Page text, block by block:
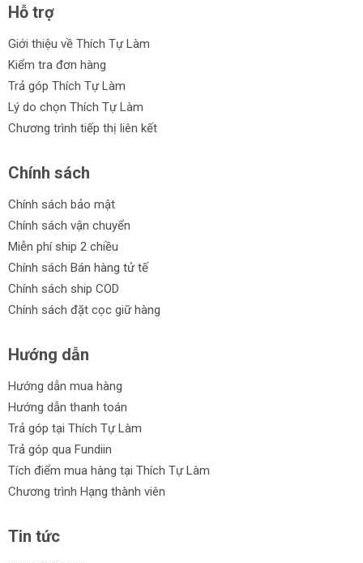
Hỗ trợ
Giới thiệu về Thích Tự Làm
Kiểm tra đơn hàng
Trả góp Thích Tự Làm
Lý do chọn Thích Tự Làm
Chương trình tiếp thị liên kết
Chính sách
Chính sách bảo mật
Chính sách vận chuyển
Miễn phí ship 2 chiều
Chính sách Bán hàng tử tế
Chính sách ship COD
Chính sách đặt cọc giữ hàng
Hướng dẫn
Hướng dẫn mua hàng
Hướng dẫn thanh toán
Trả góp tại Thích Tự Làm
Trả góp qua Fundiin
Tích điểm mua hàng tại Thích Tự Làm
Chương trình Hạng thành viên
Tin tức